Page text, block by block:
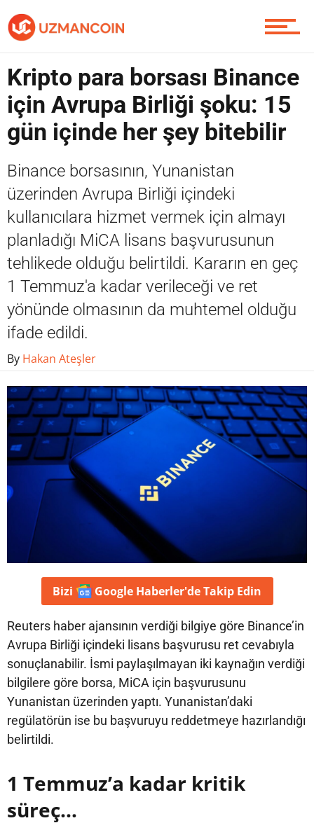
Piyasa
Soru Sor
Contact / İletişim
Kripto para borsası Binance
için Avrupa Birliği şoku: 15
gün içinde her şey bitebilir
Binance borsasının, Yunanistan
üzerinden Avrupa Birliği içindeki
kullanıcılara hizmet vermek için almayı
planladığı MiCA lisans başvurusunun
tehlikede olduğu belirtildi. Kararın en geç
1 Temmuz'a kadar verileceği ve ret
yönünde olmasının da muhtemel olduğu
ifade edildi.
By Hakan Ateşler
Bizi Google Haberler'deTakip Edin
Reuters haber ajansının verdiği bilgiye göre Binance’in
Avrupa Birliği içindeki lisans başvurusu ret cevabıyla
sonuçlanabilir. İsmi paylaşılmayan iki kaynağın verdiği
bilgilere göre borsa, MiCA için başvurusunu
Yunanistan üzerinden yaptı. Yunanistan’daki
regülatörün ise bu başvuruyu reddetmeye hazırlandığı
belirtildi.
1 Temmuz’a kadar kritik
süreç…